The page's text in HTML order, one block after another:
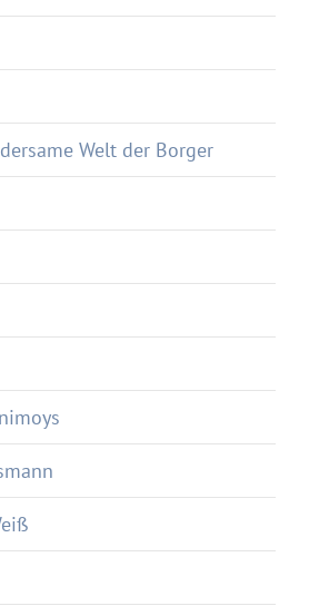
Welt der Borger